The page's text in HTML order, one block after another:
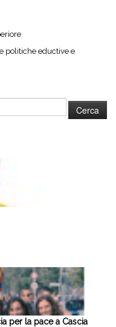
politiche eductive e
per la pace a Cascia